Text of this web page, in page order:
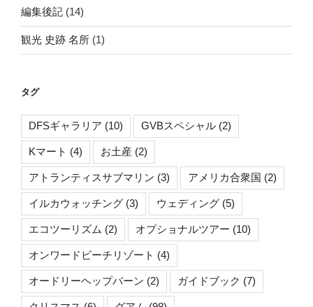
編集後記 (14)
観光 史跡 名所 (1)
タグ
DFSギャラリア (10) GVBスペシャル (2)
Kマート (4) お土産 (2)
アトランティスサブマリン (3) アメリカ合衆国 (2)
イルカウォッチング (3) ウェディング (5)
エコツーリズム (2) オプショナルツアー (10)
オンワードビーチリゾート (4)
オードリーヘップバーン (2) ガイドブック (7)